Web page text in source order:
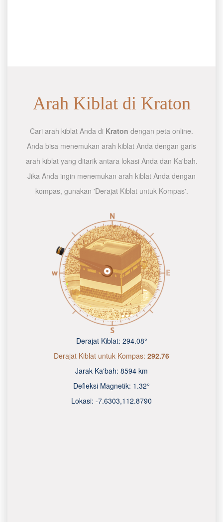
Arah Kiblat di Kraton
Cari arah kiblat Anda di Kraton dengan peta online.
Anda bisa menemukan arah kiblat Anda dengan garis
arah kiblat yang ditarik antara lokasi Anda dan Ka'bah.
Jika Anda ingin menemukan arah kiblat Anda dengan
kompas, gunakan 'Derajat Kiblat untuk Kompas'.
Derajat Kiblat: 294.08°
Derajat Kiblat untuk Kompas: 292.76
Jarak Ka'bah: 8594 km
Defleksi Magnetik: 1.32°
Lokasi: -7.6303,112.8790